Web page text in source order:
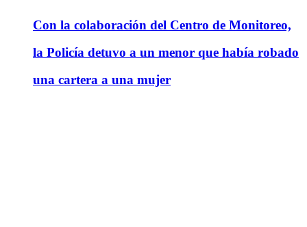
Con la colaboración del Centro de Monitoreo,
la Policía detuvo a un menor que había robado
una cartera a una mujer